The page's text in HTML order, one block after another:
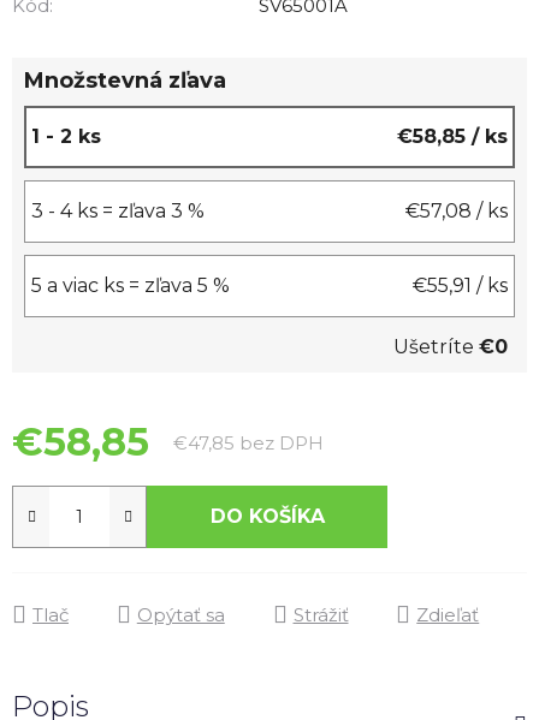
hviezdičiek.
Kód:
SV65001A
Množstevná zľava
1 - 2 ks €58,85 / ks
3 - 4 ks = zľava 3 % €57,08 / ks
5 a viac ks = zľava 5 % €55,91 / ks
Ušetríte €0
€58,85 €47,85 bez DPH
DO KOŠÍKA
Tlač Opýtať sa Strážiť Zdieľať
Popis